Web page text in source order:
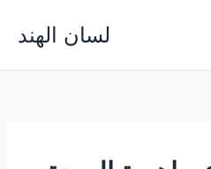
content
لسان الهند